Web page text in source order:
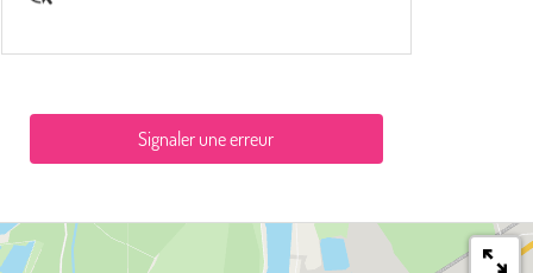
Signaler une erreur